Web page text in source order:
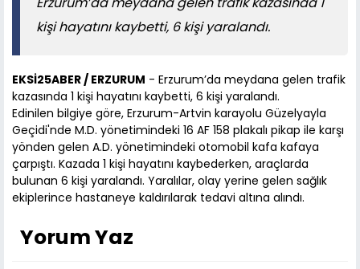
kişi hayatını kaybetti, 6 kişi yaralandı.
EKSİ25ABER / ERZURUM - Erzurum’da meydana gelen trafik
kazasında 1 kişi hayatını kaybetti, 6 kişi yaralandı.
Edinilen bilgiye göre, Erzurum-Artvin karayolu Güzelyayla
Geçidi'nde M.D. yönetimindeki 16 AF 158 plakalı pikap ile karşı
yönden gelen A.D. yönetimindeki otomobil kafa kafaya
çarpıştı. Kazada 1 kişi hayatını kaybederken, araçlarda
bulunan 6 kişi yaralandı. Yaralılar, olay yerine gelen sağlık
ekiplerince hastaneye kaldırılarak tedavi altına alındı.
Yorum Yaz